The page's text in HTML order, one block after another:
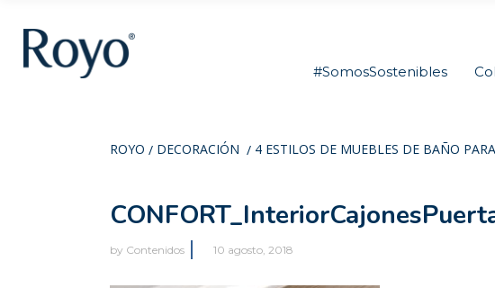
#SomosSostenibles
ROYO / DECORACIÓN / 4 ESTILOS DE MUEBLES DE BAÑO
by Contenidos 10 agosto, 2018